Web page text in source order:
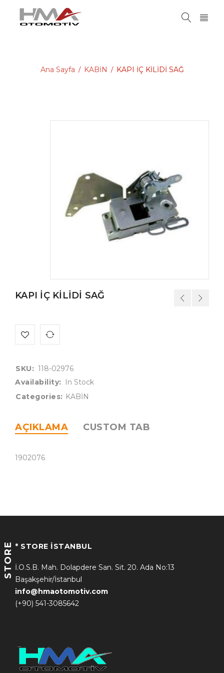
Ana Sayfa / KABİN / KAPI İÇ KİLİDİ SAĞ
KAPI İÇ KİLİDİ SAĞ
SKU: 118-02976
Availability:
In Stock
Categories: KABİN
AÇIKLAMA CUSTOM TAB
1902076
STORE * STORE İSTANBUL
İ.O.S.B. Mah. Dolapdere San. Sit. 20. Ada No:13
Başakşehir/İstanbul
info@hmaotomotiv.com
(+90) 541-3085642